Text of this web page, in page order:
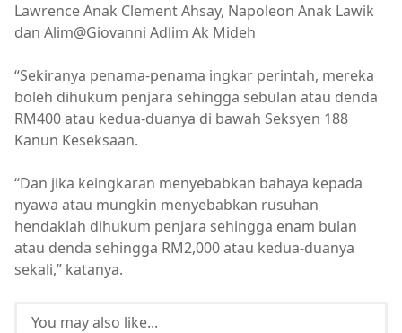
Lawrence Anak Clement Ahsay, Napoleon Anak Lawik
dan Alim@Giovanni Adlim Ak Mideh
“Sekiranya penama-penama ingkar perintah, mereka
boleh dihukum penjara sehingga sebulan atau denda
RM400 atau kedua-duanya di bawah Seksyen 188
Kanun Keseksaan.
“Dan jika keingkaran menyebabkan bahaya kepada
nyawa atau mungkin menyebabkan rusuhan
hendaklah dihukum penjara sehingga enam bulan
atau denda sehingga RM2,000 atau kedua-duanya
sekali,” katanya.
You may also like...